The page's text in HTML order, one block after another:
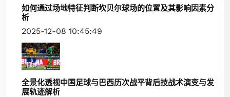
如何通过场地特征判断坎贝尔球场的位置及其影响因素分
析
2025-12-08 10:45:49
全景化透视中国足球与巴西历次战平背后技战术演变与发
展轨迹解析